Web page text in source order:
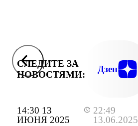
14:30 13
ИЮНЯ 2025
22:49
13.06.2025
СЛЕДИТЕ ЗА
НОВОСТЯМИ:
Дзен